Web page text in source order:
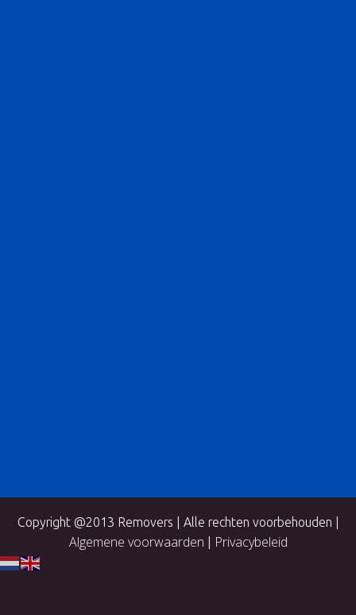
Copyright @2013 Removers | Alle rechten voorbehouden |
Algemene voorwaarden Privacybeleid